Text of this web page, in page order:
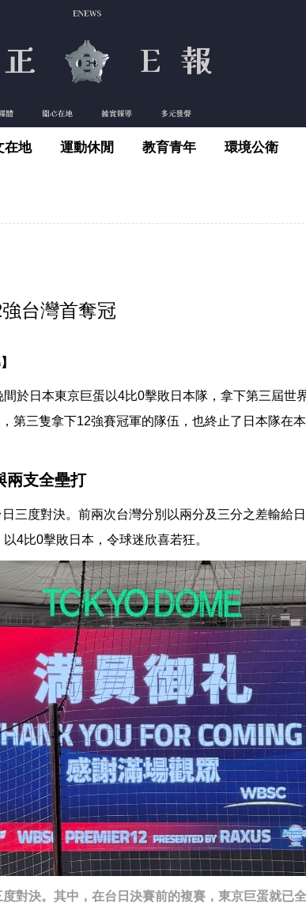
在地 運動休閒 教育青年 環境公衛
台灣首奪冠
於日本東京巨蛋以4比0擊敗日本隊，拿下第三屆世
第三隻拿下12強賽冠軍的隊伍，也終止了日本隊在
支全壘打
三度對決。前兩次台灣分別以兩分及三分之差輸給
4比0擊敗日本，令球迷欣喜若狂。
對決。其中，在台日決賽前的複賽，東京巨蛋就已